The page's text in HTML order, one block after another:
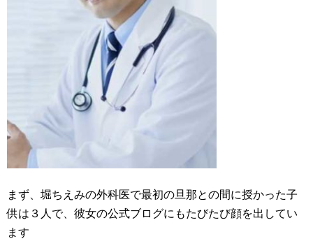
まず、堀ちえみの外科医で最初の旦那との間に授かった子
供は３人で、彼女の公式ブログにもたびたび顔を出してい
ます